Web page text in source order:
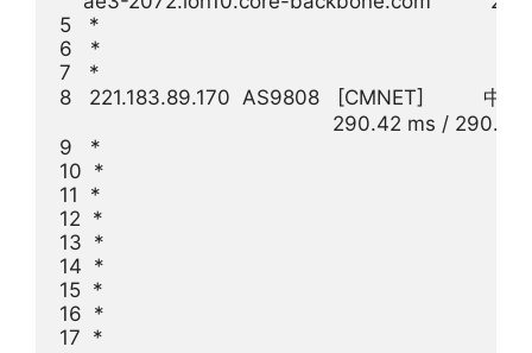
5   *
6   *
7   *
8   221.183.89.170  AS9808   [CMNET]          中
290.42 ms /
9   *
10  *
11  *
12  *
13  *
14  *
15  *
16  *
17  *